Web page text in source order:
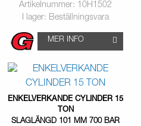
Artikelnummer: 10H1502
I lager: Beställningsvara
MER INFO
ENKELVERKANDE CYLINDER 15
TON
SLAGLÄNGD 101 MM 700 BAR